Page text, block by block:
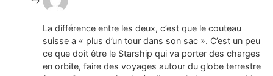
La différence entre les deux, c’est que le couteau
suisse a « plus d’un tour dans son sac ». C’est un peu
ce que doit être le Starship qui va porter des charges
en orbite, faire des voyages autour du globe terrestre